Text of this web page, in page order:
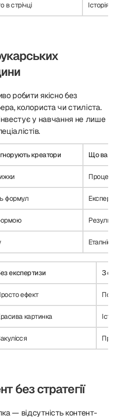
в стрічці Історія
робити якісно без
колориста чи стиліста.
у навчання не лише
креатори Що
Процес і
формул
експертизи З
ефект
картинка
без стратегії
— відсутність контент-